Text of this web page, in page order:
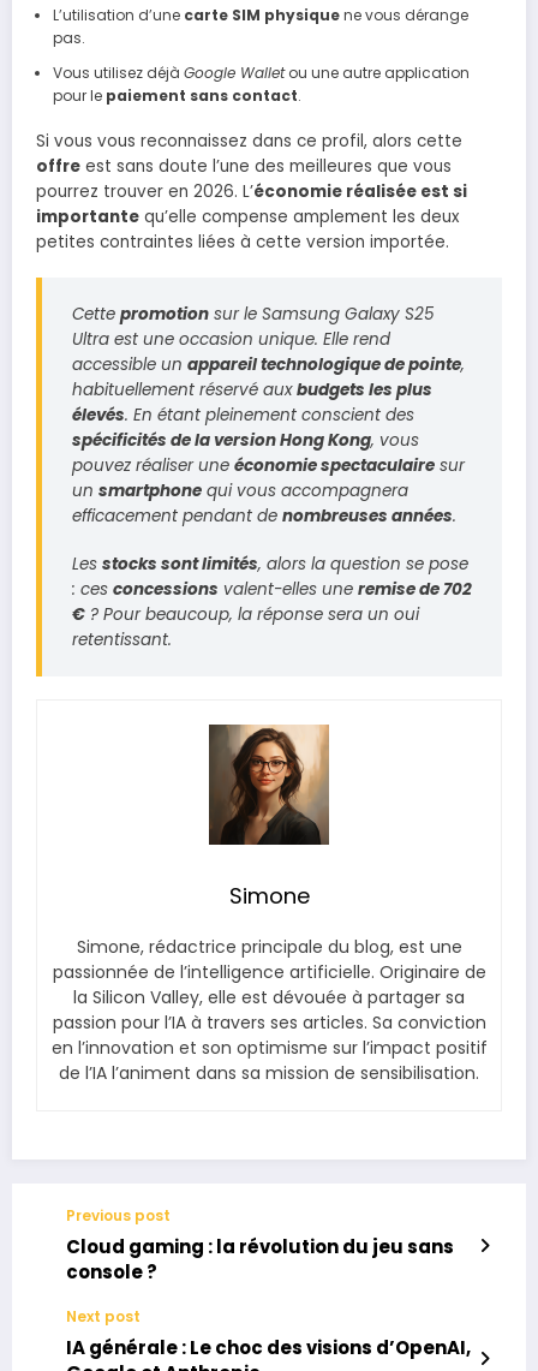
L’utilisation d’une carte SIM physiquene vous dérange
pas.
Vous utilisez déjà Google Walletou une autre application
pour le paiement sans contact.
Si vous vous reconnaissez dans ce profil, alors cette
offre est sans doute l’une des meilleures que vous
pourrez trouver en 2026. L’économie réalisée est si
importante qu’elle compense amplement les deux
petites contraintes liées à cette version importée.
Cette promotion sur le Samsung Galaxy S25
Ultra est une occasion unique. Elle rend
accessible un appareil technologique de pointe,
habituellement réservé auxbudgets les plus
élevés. En étant pleinement conscient des
spécificités de la versionHong Kong, vous
pouvez réaliser une économie spectaculaire sur
un smartphone qui vous accompagnera
efficacement pendant de nombreuses années.
Les stocks sont limités, alors la question se pose
: ces concessions valent-elles une remise de 702
€ ? Pour beaucoup, la réponse sera un oui
retentissant.
Simone
Simone, rédactrice principale du blog, est une
passionnée de l’intelligence artificielle. Originaire de
la Silicon Valley, elle est dévouée à partager sa
passion pour l’IA à travers ses articles. Sa conviction
en l’innovation et son optimisme sur l’impact positif
de l’IA l’animent dans sa mission de sensibilisation.
Previous post
Cloud gaming : la révolution du jeu sans
console ?
Next post
IA générale : Le choc des visions d’OpenAI,